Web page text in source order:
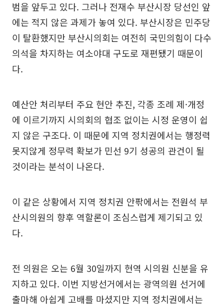
범을 앞두고 있다. 그러나 전재수 부산시장 당선인 앞
에는 적지 않은 과제가 놓여 있다. 부산시장은 민주당
이 탈환했지만 부산시의회는 여전히 국민의힘이 다수
의석을 차지하는 여소야대 구도로 재편됐기 때문이
다.
예산안 처리부터 주요 현안 추진, 각종 조례 제·개정
에 이르기까지 시의회의 협조 없이는 시정 운영이 쉽
지 않은 구조다. 이 때문에 지역 정치권에서는 행정력
못지않게 정무력 확보가 민선 9기 성공의 관건이 될
것이라는 분석이 나온다.
이 같은 상황에서 지역 정치권 안팎에서는 전원석 부
산시의원의 향후 역할론이 조심스럽게 제기되고 있
다.
전 의원은 오는 6월 30일까지 현역 시의원 신분을 유
지하고 있다. 이번 지방선거에서는 광역의원 선거에
출마해 아쉽게 고배를 마셨지만 지역 정치권에서는